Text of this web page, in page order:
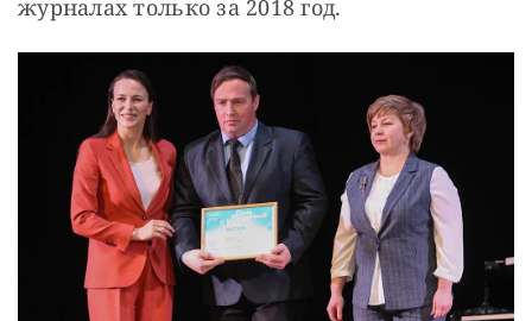
журналах только за 2018 год.